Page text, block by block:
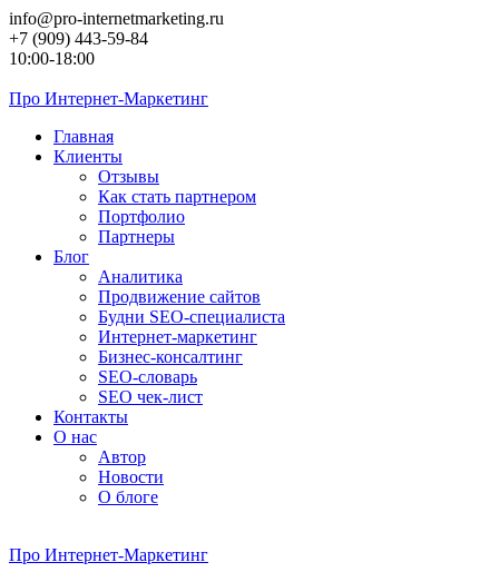
Перейти
к
контенту
info@pro-internetmarketing.ru
+7 (909) 443-59-84
10:00-18:00
Про Интернет-Маркетинг
Главная
Клиенты
Отзывы
Как стать партнером
Портфолио
Партнеры
Блог
Аналитика
Продвижение сайтов
Будни SEO-специалиста
Интернет-маркетинг
Бизнес-консалтинг
SEO-словарь
SEO чек-лист
Контакты
О нас
Автор
Новости
О блоге
Про Интернет-Маркетинг